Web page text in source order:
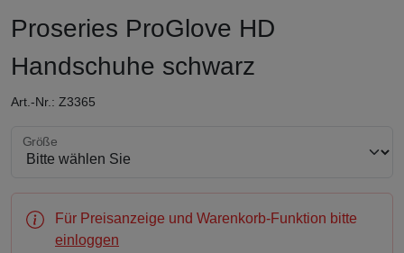
Proseries ProGlove HD
Handschuhe schwarz
Art.-Nr.: Z3365
Größe wählen
Größe
Für Preisanzeige und Warenkorb-Funktion bitte
einloggen